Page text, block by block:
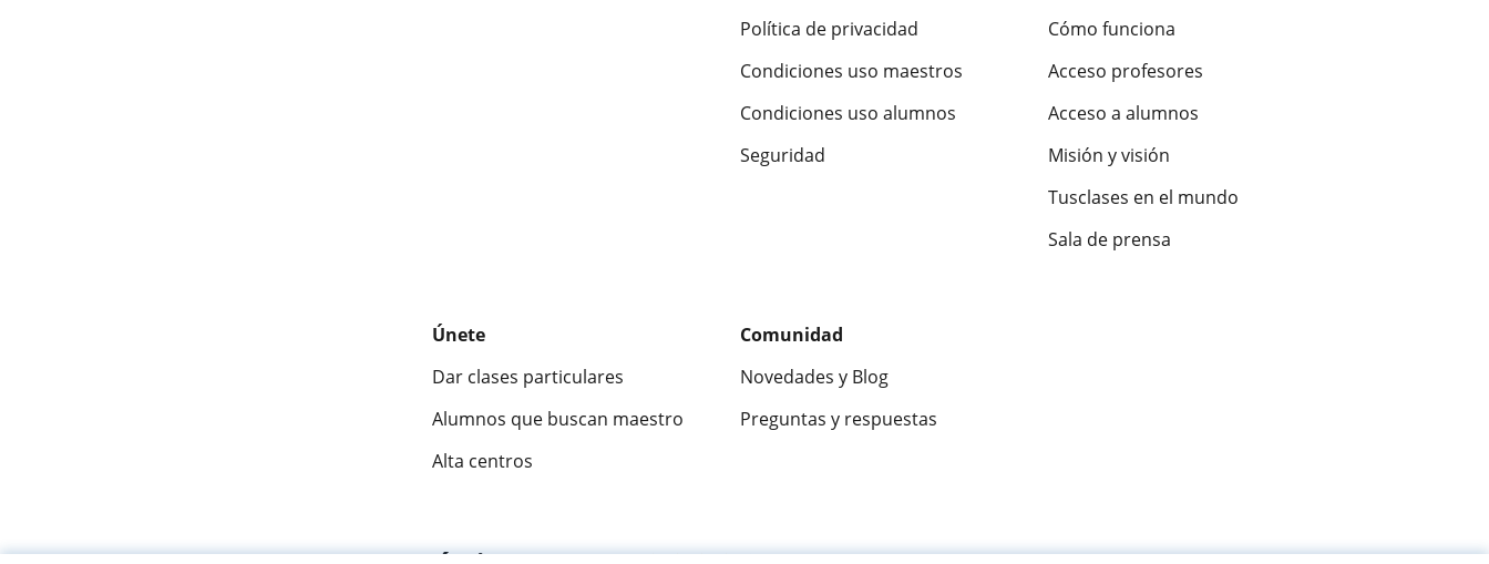
Política de privacidad
Condiciones uso maestros
Condiciones uso alumnos
Seguridad
Cómo funciona
Acceso profesores
Acceso a alumnos
Misión y visión
Tusclases en el mundo
Sala de prensa
Únete
Dar clases particulares
Alumnos que buscan maestro
Alta centros
Comunidad
Novedades y Blog
Preguntas y respuestas